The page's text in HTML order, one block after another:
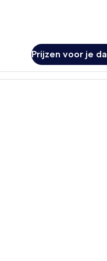
Prijzen voor je